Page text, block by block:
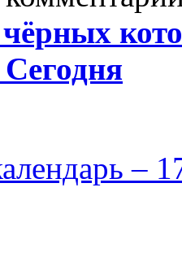
чёрных
–